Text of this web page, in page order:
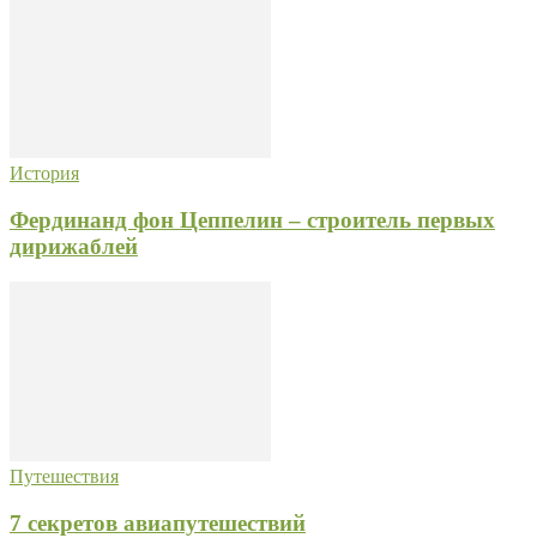
История
Фердинанд фон Цеппелин – строитель первых
дирижаблей
Путешествия
7 секретов авиапутешествий